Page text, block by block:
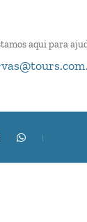
aqui para